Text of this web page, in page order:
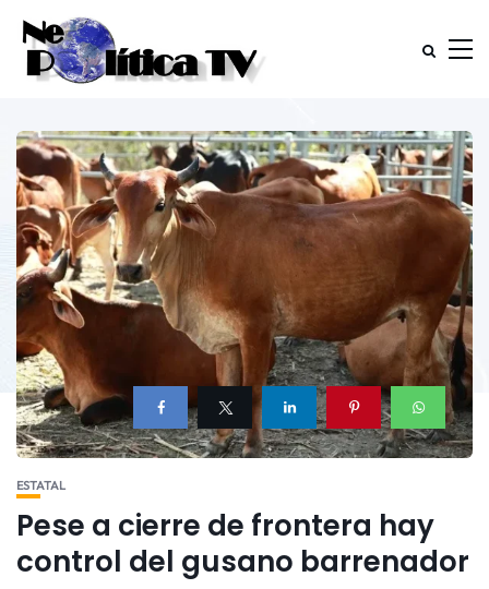
ESTATAL
Pese a cierre de frontera hay
control del gusano barrenador